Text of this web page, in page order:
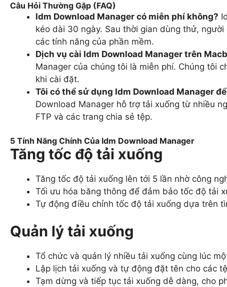
Câu Hỏi Thường Gặp (FAQ)
Idm Download Manager có miễn phí không?
kéo dài 30 ngày. Sau thời gian dùng thử,
các tính năng của phần mềm.
Dịch vụ cài Idm Download Manager trên
Manager của chúng tôi là miễn phí. Chúng tôi
khi cài đặt.
Tôi có thể sử dụng Idm Download Manager
Download Manager hỗ trợ tải xuống từ nhiều
FTP và các trang chia sẻ tệp.
5 Tính Năng Chính Của Idm Download Manager
Tăng tốc độ tải xuống
Tăng tốc độ tải xuống lên tới 5 lần nhờ công
Tối ưu hóa băng thông để đảm bảo tốc độ tải
Tự động điều chỉnh tốc độ tải xuống dựa trên
Quản lý tải xuống
Tổ chức và quản lý nhiều tải xuống cùng lúc
Lập lịch tải xuống và tự động đặt tên cho các
Tạm dừng và tiếp tục tải xuống dễ dàng, cho